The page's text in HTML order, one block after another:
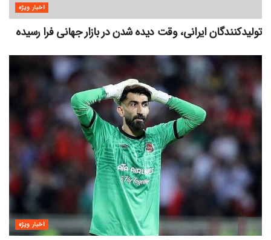
اخبار ویژه
تولیدکنندگان ایرانی، وقت دیده شدن در بازار جهانی فرا رسیده
اخبار ویژه